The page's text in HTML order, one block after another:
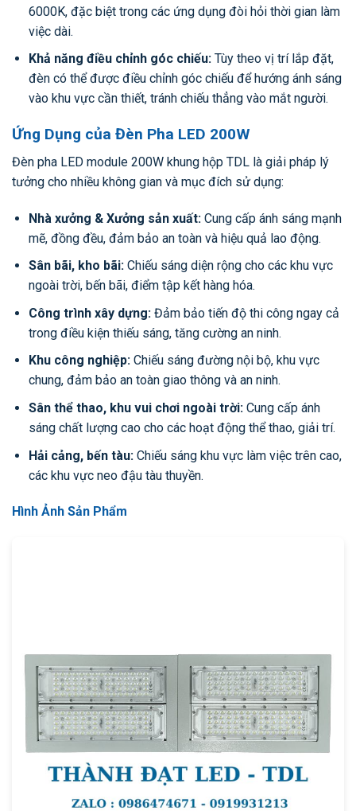
6000K, đặc biệt trong các ứng dụng đòi hỏi thời gian làm
việc dài.
Khả năng điều chỉnh góc chiếu:Tùy theo vị trí lắp đặt,
đèn có thể được điều chỉnh góc chiếu để hướng ánh sáng
vào khu vực cần thiết, tránh chiếu thẳng vào mắt người.
Ứng Dụng của Đèn Pha LED 200W
Đèn pha LED module 200W khung hộp TDL là giải pháp lý
tưởng cho nhiều không gian và mục đích sử dụng:
Nhà xưởng & Xưởng sản xuất:Cung cấp ánh sáng mạnh
mẽ, đồng đều, đảm bảo an toàn và hiệu quả lao động.
Sân bãi, kho bãi:Chiếu sáng diện rộng cho các khu vực
ngoài trời, bến bãi, điểm tập kết hàng hóa.
Công trình xây dựng:Đảm bảo tiến độ thi công ngay cả
trong điều kiện thiếu sáng, tăng cường an ninh.
Khu công nghiệp:Chiếu sáng đường nội bộ, khu vực
chung, đảm bảo an toàn giao thông và an ninh.
Sân thể thao, khu vui chơi ngoài trời:Cung cấp ánh
sáng chất lượng cao cho các hoạt động thể thao, giải trí.
Hải cảng, bến tàu:Chiếu sáng khu vực làm việc trên cao,
các khu vực neo đậu tàu thuyền.
Hình Ảnh Sản Phẩm